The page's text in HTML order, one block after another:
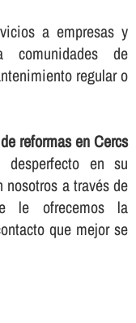
a empresas y
de
regular o
reformas en Cercs
en su
a través de
le ofrecemos la
que mejor se